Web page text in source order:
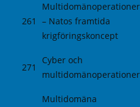
261
Multidomänoperationer
– Natos framtida
krigföringskoncept
271
Cyber och
multidomänoperationer
Multidomäna